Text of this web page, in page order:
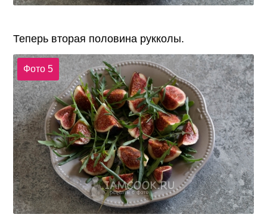
Теперь вторая половина рукколы.
Фото 5